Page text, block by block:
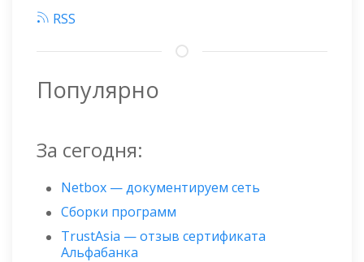
RSS
Популярно
За сегодня:
Netbox — документируем сеть
Сборки программ
TrustAsia — отзыв сертификата
Альфабанка